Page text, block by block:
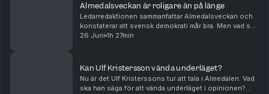
Almedalsveckan är roligare än på länge
Ledarredaktionen sammanfattar Almedalsveckan och
konstaterar att svensk demokrati mår bra. Men vad sa
partiledarna i sina tal? Och hur gick snacket inför valet
26 Juni 1h 27min
Kan Ulf Kristersson vända underläget?
Nu är det Ulf Kristerssons tur att tala i Almedalen. Vad
ska han säga för att vända underläget i opinionen?